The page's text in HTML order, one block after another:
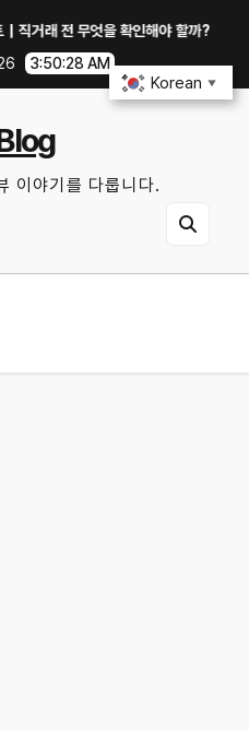
전 무엇을 확인해야 할까?
3:50:28 AM
이야기를 다룹니다.
Korean ▼